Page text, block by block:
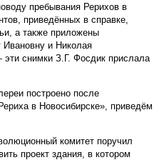
пребывания Рерихов в
приведённых в справке,
а также приложены
и Николая
снимки З.Г. Фосдик прислала
построено после
в Новосибирске», приведём
комитет поручил
проект здания, в котором